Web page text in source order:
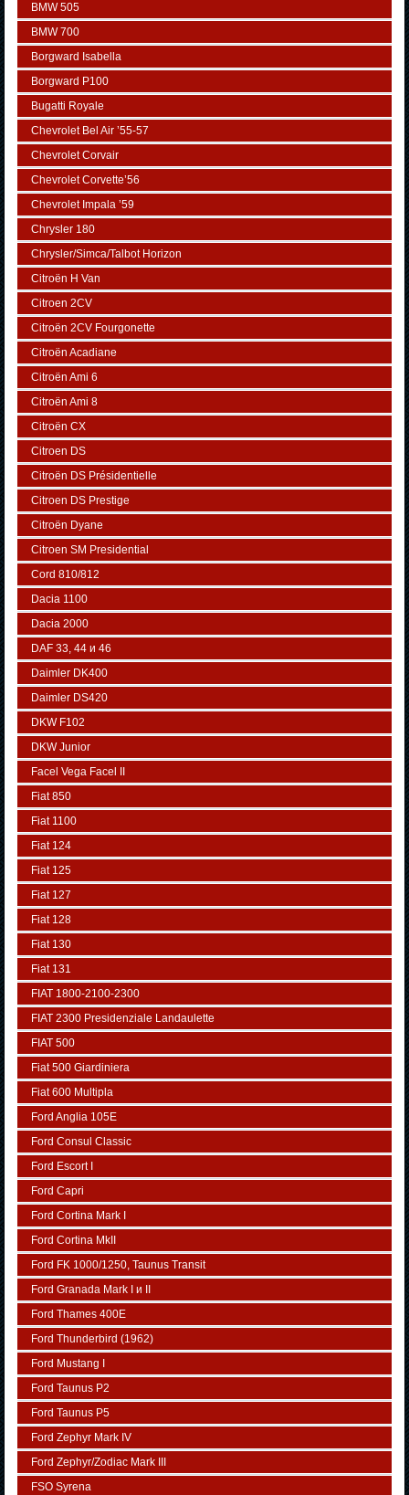
BMW 505
BMW 700
Borgward Isabella
Borgward P100
Bugatti Royale
Chevrolet Bel Air ’55-57
Chevrolet Corvair
Chevrolet Corvette’56
Chevrolet Impala ’59
Chrysler 180
Chrysler/Simca/Talbot Horizon
Citroën H Van
Citroen 2CV
Citroën 2CV Fourgonette
Citroën Acadiane
Citroën Ami 6
Citroën Ami 8
Citroën CX
Citroen DS
Citroën DS Présidentielle
Citroen DS Prestige
Citroën Dyane
Citroen SM Presidential
Cord 810/812
Dacia 1100
Dacia 2000
DAF 33, 44 и 46
Daimler DK400
Daimler DS420
DKW F102
DKW Junior
Facel Vega Facel II
Fiat 850
Fiat 1100
Fiat 124
Fiat 125
Fiat 127
Fiat 128
Fiat 130
Fiat 131
FIAT 1800-2100-2300
FIAT 2300 Presidenziale Landaulette
FIAT 500
Fiat 500 Giardiniera
Fiat 600 Multipla
Ford Anglia 105E
Ford Consul Classic
Ford Escort I
Ford Capri
Ford Cortina Mark I
Ford Cortina MkII
Ford FK 1000/1250, Taunus Transit
Ford Granada Mark I и II
Ford Thames 400E
Ford Thunderbird (1962)
Ford Mustang I
Ford Taunus P2
Ford Taunus P5
Ford Zephyr Mark IV
Ford Zephyr/Zodiac Mark III
FSO Syrena